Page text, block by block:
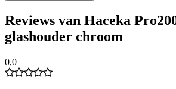
Reviews van Haceka
glashouder chroom
0,0